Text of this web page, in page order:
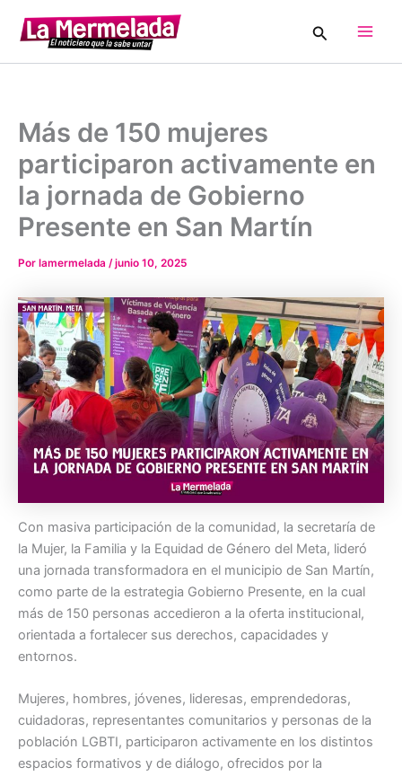
contenido
Buscar
Más de 150 mujeres
participaron activamente en
la jornada de Gobierno
Presente en San Martín
Por lamermelada /junio 10, 2025
Con masiva participación de la comunidad, la secretaría de
la Mujer, la Familia y la Equidad de Género del Meta, lideró
una jornada transformadora en el municipio de San Martín,
como parte de la estrategia Gobierno Presente, en la cual
más de 150 personas accedieron a la oferta institucional,
orientada a fortalecer sus derechos, capacidades y
entornos.
Mujeres, hombres, jóvenes, lideresas, emprendedoras,
cuidadoras, representantes comunitarios y personas de la
población LGBTI, participaron activamente en los distintos
espacios formativos y de diálogo, ofrecidos por la